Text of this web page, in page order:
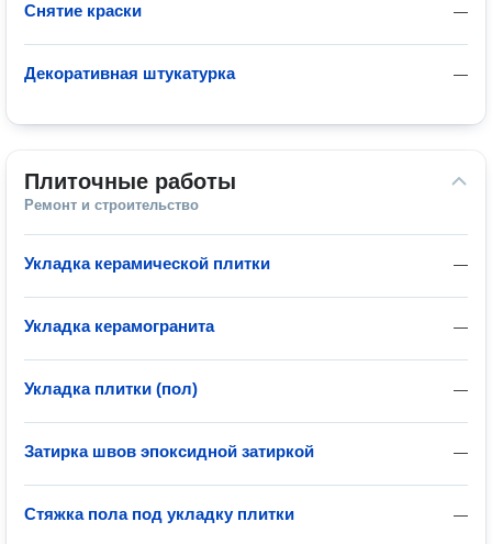
—
Снятие краски
—
Декоративная штукатурка
Плиточные работы
Ремонт и строительство
—
Укладка керамической плитки
—
Укладка керамогранита
—
Укладка плитки (пол)
—
Затирка швов эпоксидной затиркой
—
Стяжка пола под укладку плитки